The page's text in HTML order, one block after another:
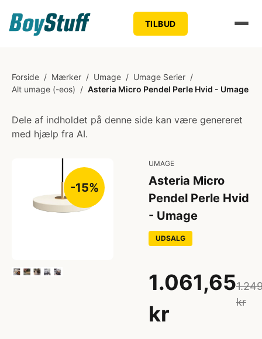
TILBUD
Forside / Mærker / Umage / Umage Serier /
Alt umage (-eos) / Asteria Micro Pendel Perle Hvid - Umage
Dele af indholdet på denne side kan være genereret
med hjælp fra AI.
-15%
UMAGE
Asteria Micro
Pendel Perle Hvid
- Umage
UDSALG
1.061,65
kr
kr